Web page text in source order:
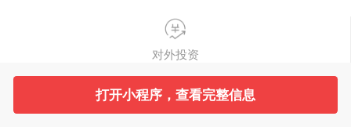
对外投资
打开小程序，查看完整信息